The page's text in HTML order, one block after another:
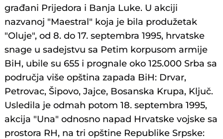
građani Prijedora i Banja Luke. U akciji
nazvanoj "Maestral" koja je bila produžetak
"Oluje", od 8. do 17. septembra 1995, hrvatske
snage u sadejstvu sa Petim korpusom armije
BiH, ubile su 655 i prognale oko 125.000 Srba sa
područja više opština zapada BiH: Drvar,
Petrovac, Šipovo, Jajce, Bosanska Krupa, Ključ.
Usledila je odmah potom 18. septembra 1995,
akcija "Una" odnosno napad Hrvatske vojske sa
prostora RH, na tri opštine Republike Srpske: